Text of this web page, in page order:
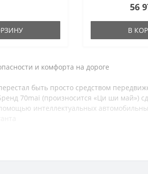
56
В
и комфорта на дороге
быть просто средством
70mai (произносится «Ци ши май»)
интеллектуальных